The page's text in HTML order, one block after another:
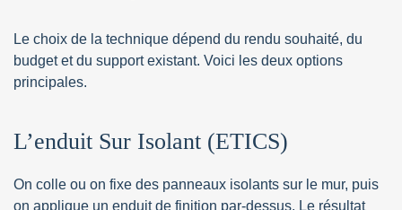
Le choix de la technique dépend du rendu souhaité, du
budget et du support existant. Voici les deux options
principales.
L’enduit Sur Isolant (ETICS)
On colle ou on fixe des panneaux isolants sur le mur, puis
on applique un enduit de finition par-dessus. Le résultat